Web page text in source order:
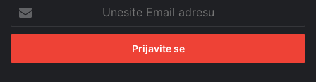
Email
adresu